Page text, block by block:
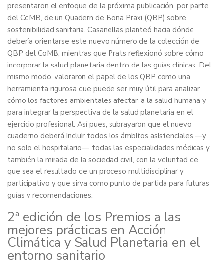
presentaron el enfoque de la próxima publicación, por parte
del CoMB, de un Quadern de Bona Praxi (QBP) sobre
sostenibilidad sanitaria. Casanellas planteó hacia dónde
debería orientarse este nuevo número de la colección de
QBP del CoMB, mientras que Prats reflexionó sobre cómo
incorporar la salud planetaria dentro de las guías clínicas. Del
mismo modo, valoraron el papel de los QBP como una
herramienta rigurosa que puede ser muy útil para analizar
cómo los factores ambientales afectan a la salud humana y
para integrar la perspectiva de la salud planetaria en el
ejercicio profesional. Así pues, subrayaron que el nuevo
cuaderno deberá incluir todos los ámbitos asistenciales —y
no solo el hospitalario—, todas las especialidades médicas y
también la mirada de la sociedad civil, con la voluntad de
que sea el resultado de un proceso multidisciplinar y
participativo y que sirva como punto de partida para futuras
guías y recomendaciones.
2ª edición de los Premios a las
mejores prácticas en Acción
Climática y Salud Planetaria en el
entorno sanitario